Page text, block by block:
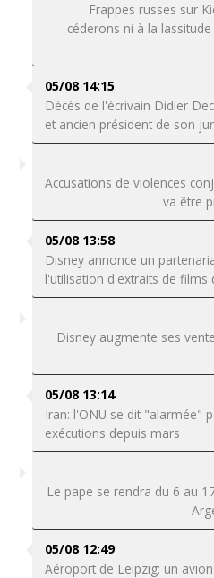
Frappes russes sur
céderons ni à la
05/08 14:15
Décès de l'écrivain Didier
et ancien président de son
Accusations de violences
va être
05/08 13:58
Disney annonce un
l'utilisation d'extraits de films
Disney augmente ses
05/08 13:14
Iran: l'ONU se dit "alarmée"
exécutions depuis mars
Le pape se rendra du 6 au
05/08 12:49
Aéroport de Leipzig: un